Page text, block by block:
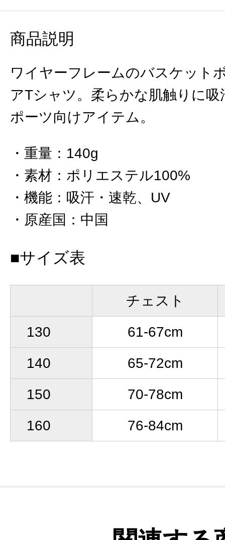
商品説明
ワイヤーフレームのバスケット
アTシャツ。柔らかな肌触りに
ポーツ向けアイテム。
重量 ： 140g
素材 ： ポリエステル100%
機能 ： 吸汗・速乾、UV
原産国 ： 中国
■サイズ表
チェスト
130
61-67cm
140
65-72cm
150
70-78cm
160
76-84cm